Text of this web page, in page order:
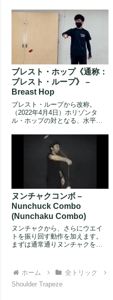
ブレスト・ホップ《通称：
ブレスト・ループ》 –
Breast Hop
ブレスト・ループから改称。
（2022年4月4日）ホリゾンタ
ル・ホップの対となる、水平に
いてい...
ヌンチャクコンボ –
Nunchuck Combo
(Nunchaku Combo)
ヌンチャクから、さらにウエイ
トを振り回す動作を加えます。
まずは通常通りヌンチャクを
ホーム 全トリック
Shoulder Trapeze